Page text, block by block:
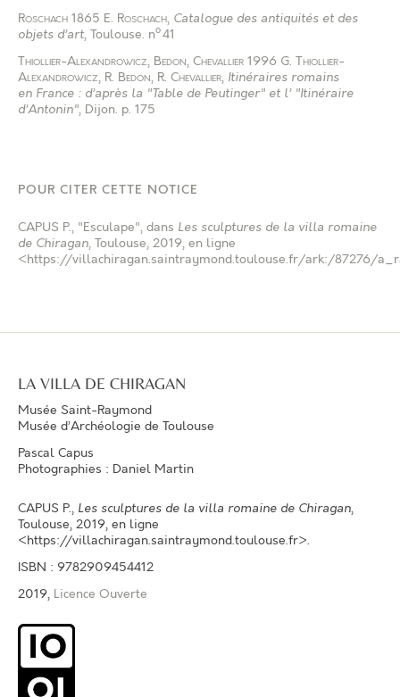
Roschach 1865 E. Roschach, Catalogue des antiquités et des
objets d’art, Toulouse. no41
Thiollier-Alexandrowicz, Bedon, Chevallier 1996 G. Thiollier-
Alexandrowicz, R. Bedon, R. Chevallier, Itinéraires romains
en France : d’après la "Table de Peutinger" et l’ "Itinéraire
d’Antonin", Dijon. p. 175
POUR CITER CETTE NOTICE
CAPUS P., "Esculape", dans Les sculptures de la villa romaine
de Chiragan, Toulouse, 2019, en ligne
<https://villachiragan.saintraymond.toulouse.fr/ark:/87276/
LA VILLA DE CHIRAGAN
Musée Saint-Raymond
Musée d’Archéologie de Toulouse
Pascal Capus
Photographies : Daniel Martin
CAPUS P., Les sculptures de la villa romaine de Chiragan,
Toulouse, 2019, en ligne
<https://villachiragan.saintraymond.toulouse.fr>.
ISBN : 9782909454412
2019, Licence Ouverte